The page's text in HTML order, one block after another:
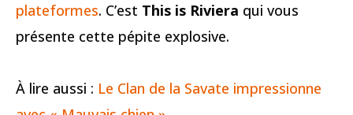
plateformes. C’est This is Riviera qui vous
présente cette pépite explosive.
À lire aussi : Le Clan de la Savate impressionne